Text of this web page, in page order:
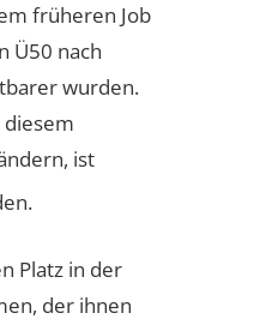
früheren Job
Ü50 nach
wurden.
diesem
ist
Platz in der
der ihnen